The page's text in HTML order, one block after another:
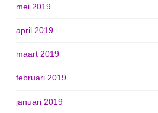
mei 2019
april 2019
maart 2019
februari 2019
januari 2019